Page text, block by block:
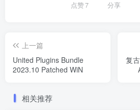
点赞7 分享
上一篇
United Plugins Bundle
2023.10 Patched WiN
复
相关推荐